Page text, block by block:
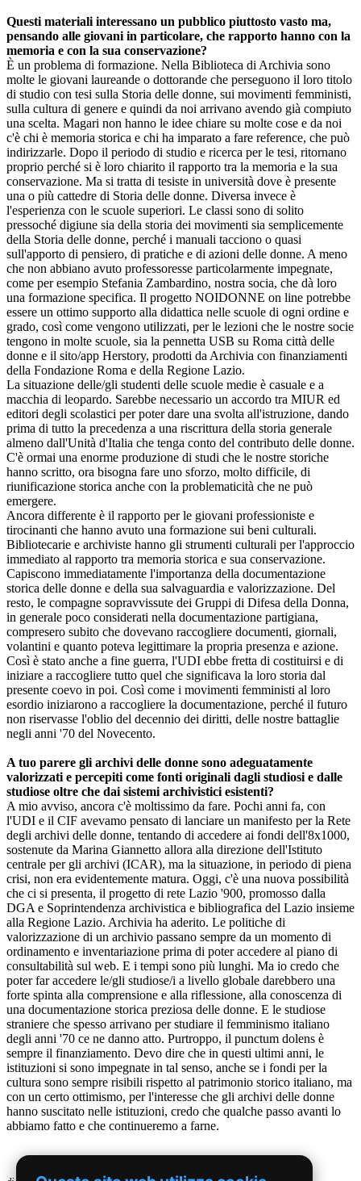
Questi materiali interessano un pubblico piuttosto vasto ma,
pensando alle giovani in particolare, che rapporto hanno con la
memoria e con la sua conservazione?
È un problema di formazione. Nella Biblioteca di Archivia sono
molte le giovani laureande o dottorande che perseguono il loro titolo
di studio con tesi sulla Storia delle donne, sui movimenti femministi,
sulla cultura di genere e quindi da noi arrivano avendo già compiuto
una scelta. Magari non hanno le idee chiare su molte cose e da noi
c'è chi è memoria storica e chi ha imparato a fare reference, che può
indirizzarle. Dopo il periodo di studio e ricerca per le tesi, ritornano
proprio perché si è loro chiarito il rapporto tra la memoria e la sua
conservazione. Ma si tratta di tesiste in università dove è presente
una o più cattedre di Storia delle donne. Diversa invece è
l'esperienza con le scuole superiori. Le classi sono di solito
pressoché digiune sia della storia dei movimenti sia semplicemente
della Storia delle donne, perché i manuali tacciono o quasi
sull'apporto di pensiero, di pratiche e di azioni delle donne. A meno
che non abbiano avuto professoresse particolarmente impegnate,
come per esempio Stefania Zambardino, nostra socia, che dà loro
una formazione specifica. Il progetto NOIDONNE on line potrebbe
essere un ottimo supporto alla didattica nelle scuole di ogni ordine e
grado, così come vengono utilizzati, per le lezioni che le nostre socie
tengono in molte scuole, sia la pennetta USB su Roma città delle
donne e il sito/app Herstory, prodotti da Archivia con finanziamenti
della Fondazione Roma e della Regione Lazio.
La situazione delle/gli studenti delle scuole medie è casuale e a
macchia di leopardo. Sarebbe necessario un accordo tra MIUR ed
editori degli scolastici per poter dare una svolta all'istruzione, dando
prima di tutto la precedenza a una riscrittura della storia generale
almeno dall'Unità d'Italia che tenga conto del contributo delle donne.
C'è ormai una enorme produzione di studi che le nostre storiche
hanno scritto, ora bisogna fare uno sforzo, molto difficile, di
riunificazione storica anche con la problematicità che ne può
emergere.
Ancora differente è il rapporto per le giovani professioniste e
tirocinanti che hanno avuto una formazione sui beni culturali.
Bibliotecarie e archiviste hanno gli strumenti culturali per l'approccio
immediato al rapporto tra memoria storica e sua conservazione.
Capiscono immediatamente l'importanza della documentazione
storica delle donne e della sua salvaguardia e valorizzazione. Del
resto, le compagne sopravvissute dei Gruppi di Difesa della Donna,
in generale poco considerati nella documentazione partigiana,
compresero subito che dovevano raccogliere documenti, giornali,
volantini e quanto poteva legittimare la propria presenza e azione.
Così è stato anche a fine guerra, l'UDI ebbe fretta di costituirsi e di
iniziare a raccogliere tutto quel che significava la loro storia dal
presente coevo in poi. Così come i movimenti femministi al loro
esordio iniziarono a raccogliere la documentazione, perché il futuro
non riservasse l'oblio del decennio dei diritti, delle nostre battaglie
negli anni '70 del Novecento.
A tuo parere gli archivi delle donne sono adeguatamente
valorizzati e percepiti come fonti originali dagli studiosi e dalle
studiose oltre che dai sistemi archivistici esistenti?
A mio avviso, ancora c'è moltissimo da fare. Pochi anni fa, con
l'UDI e il CIF avevamo pensato di lanciare un manifesto per la Rete
degli archivi delle donne, tentando di accedere ai fondi dell'8x1000,
sostenute da Marina Giannetto allora alla direzione dell'Istituto
centrale per gli archivi (ICAR), ma la situazione, in periodo di piena
crisi, non era evidentemente matura. Oggi, c'è una nuova possibilità
che ci si presenta, il progetto di rete Lazio '900, promosso dalla
DGA e Soprintendenza archivistica e bibliografica del Lazio insieme
alla Regione Lazio. Archivia ha aderito. Le politiche di
valorizzazione di un archivio passano sempre da un momento di
ordinamento e inventariazione prima di poter accedere al piano di
consultabilità sul web. E i tempi sono più lunghi. Ma io credo che
poter far accedere le/gli studiose/i a livello globale darebbero una
forte spinta alla comprensione e alla riflessione, alla conoscenza di
una documentazione storica preziosa delle donne. E le studiose
straniere che spesso arrivano per studiare il femminismo italiano
degli anni '70 ce ne danno atto. Purtroppo, il punctum dolens è
sempre il finanziamento. Devo dire che in questi ultimi anni, le
istituzioni si sono impegnate in tal senso, anche se i fondi per la
cultura sono sempre risibili rispetto al patrimonio storico italiano, ma
con un certo ottimismo, per l'interesse che gli archivi delle donne
hanno suscitato nelle istituzioni, credo che qualche passo avanti lo
abbiamo fatto e che continueremo a farne.